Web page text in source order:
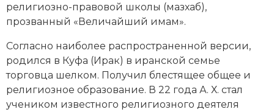
Военная история
Генеалогия, геральдика
Государство и право
Европа
Новая история
Новейшая история
Ю Я
религиозно-правовой школы (мазхаб),
прозванный «Величайший имам».
Согласно наиболее распространенной версии,
родился в Куфа (Ирак) в иранской семье
торговца шелком. Получил блестящее общее и
религиозное образование. В 22 года А. Х. стал
учеником известного религиозного деятеля